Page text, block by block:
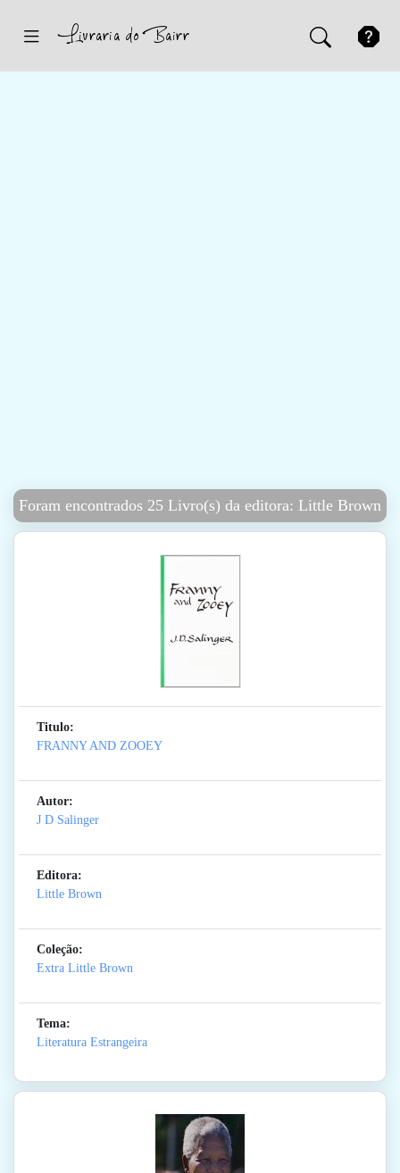
Foram encontrados 25 Livro(s) da editora: Little Brown
Titulo:
FRANNY AND ZOOEY
Autor:
J D Salinger
Editora:
Little Brown
Coleção:
Extra Little Brown
Tema:
Literatura Estrangeira